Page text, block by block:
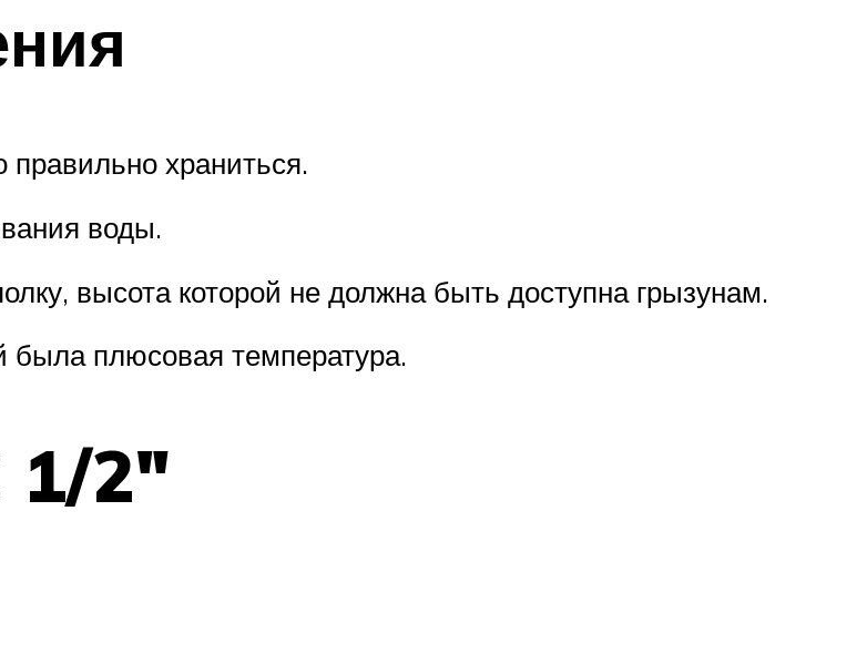
храниться.
воды.
высота которой не должна быть доступна грызунам.
была плюсовая температура.
1/2″